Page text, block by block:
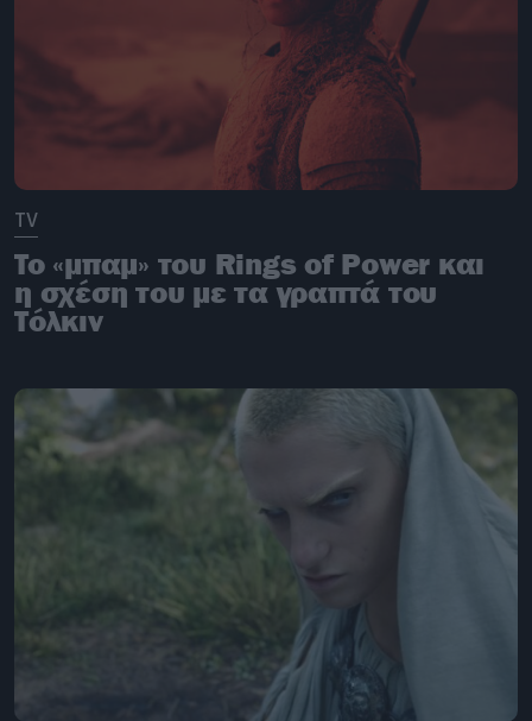
TV
To «μπαμ» του Rings of Power και
η σχέση του με τα γραπτά του
Τόλκιν